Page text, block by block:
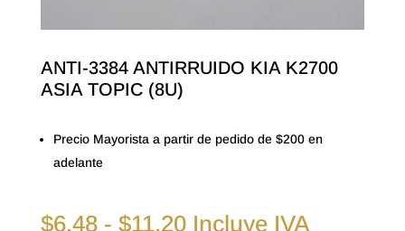
ANTI-3384 ANTIRRUIDO KIA K2700
ASIA TOPIC (8U)
Precio Mayorista a partir de pedido de $200 en
adelante
$6.48 - $11.20Rango
Incluye IVA